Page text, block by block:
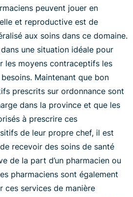
peuvent jouer en
et reproductive est de
aux soins dans ce domaine.
une situation idéale pour
les moyens contraceptifs les
Maintenant que bon
prescrits sur ordonnance sont
dans la province et que les
à prescrire ces
de leur propre chef, il est
recevoir des soins de santé
de la part d’un pharmacien ou
pharmaciens sont également
services de manière